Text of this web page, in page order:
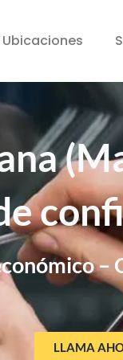
Ubicaciones
–
LLAMA